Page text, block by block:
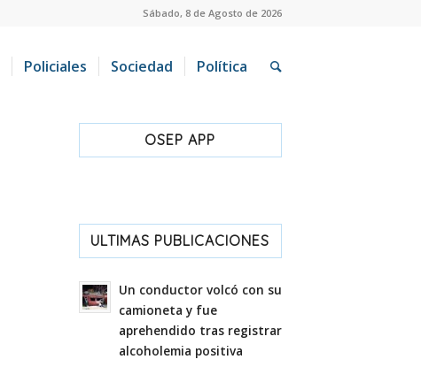
Sábado, 8 de Agosto de 2026
Policiales Sociedad Política
OSEP APP
ULTIMAS PUBLICACIONES
Un conductor volcó con su
camioneta y fue
aprehendido tras registrar
alcoholemia positiva